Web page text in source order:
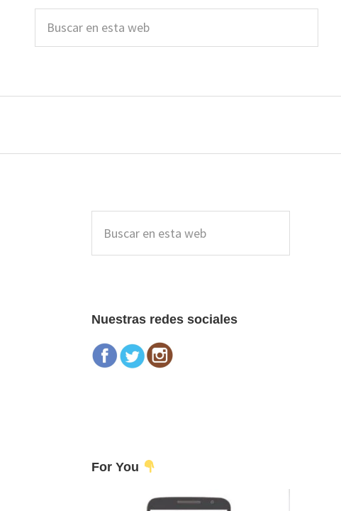
esta
lateral
principal
esta
Nuestras redes sociales
For You